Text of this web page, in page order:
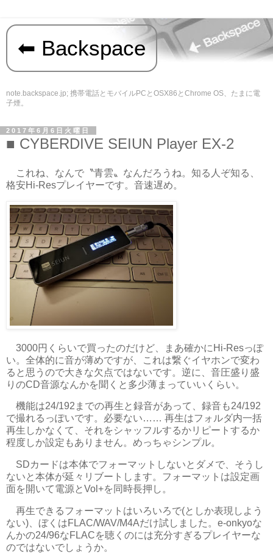
Backspace
note.backspace.jp; 携帯電話とモバイルPCとOSX86とChrome OS、たまに電
子煙。
2017年6月6日火曜日
CYBERDIVE SEIUN Player EX-2
これね、なんで〝青雲〟なんだろうね。知る人ぞ知る、
格安Hi-Resプレイヤーです。音速遅め。
3000円くらいで買ったのだけど、まあ確かにHi-Resっぽ
い。全体的に音が薄めですが、これは繋ぐイヤホンで変わ
ると思うので大きな欠点ではないです。逆に、音圧盛り盛
りのCD音源なんかを聞くと多少薄まっていいくらい。
機能は24/192までの再生と録音があって、録音も24/192
で撮れるっぽいです。必要ない…… 再生はフォルダ内一括
再生しかなくて、それをシャッフルするかリピートするか
程度しか設定もありません。めっちゃシンプル。
SDカードは本体でフォーマットしないとダメで、そうし
ないと本体が延々リブートします。フォーマットは設定画
面を開いて電源とVol+を同時長押し。
再生できるフォーマットはいろいろで(としか表現しよう
ない)、ぼくはFLAC/WAV/M4Aだけ試しました。e-onkyoな
んかの24/96なFLACを聴くのには充分すぎるプレイヤーな
のではないでしょうか。